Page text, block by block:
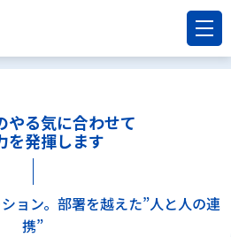
やる気に合わせて
を発揮します
ョン。部署を越えた”人と人の連
携”